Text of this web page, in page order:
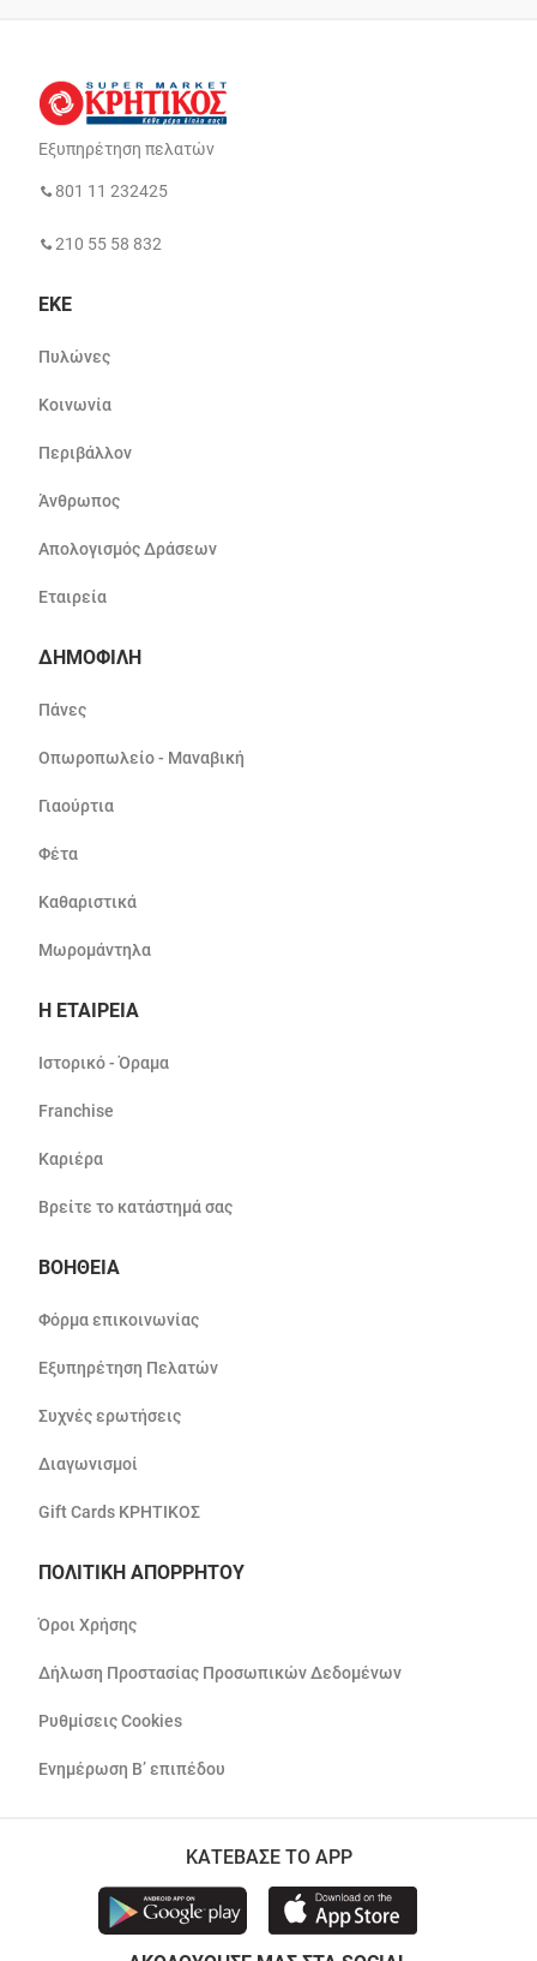
Εξυπηρέτηση πελατών
801 11 232425
210 55 58 832
ΕΚΕ
Πυλώνες
Κοινωνία
Περιβάλλον
Άνθρωπος
Απολογισμός Δράσεων
Εταιρεία
ΔΗΜΟΦΙΛΗ
Πάνες
Οπωροπωλείο - Μαναβική
Γιαούρτια
Φέτα
Καθαριστικά
Μωρομάντηλα
Η ΕΤΑΙΡΕΙΑ
Ιστορικό - Όραμα
Franchise
Καριέρα
Βρείτε το κατάστημά σας
ΒΟΗΘΕΙΑ
Φόρμα επικοινωνίας
Εξυπηρέτηση Πελατών
Συχνές ερωτήσεις
Διαγωνισμοί
Gift Cards ΚΡΗΤΙΚΟΣ
ΠΟΛΙΤΙΚΗ ΑΠΟΡΡΗΤΟΥ
Όροι Χρήσης
Δήλωση Προστασίας Προσωπικών Δεδομένων
Ρυθμίσεις Cookies
Ενημέρωση Β’ επιπέδου
ΚΑΤΕΒΑΣΕ ΤΟ APP